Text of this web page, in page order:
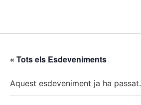
« Tots els Esdeveniments
Aquest esdeveniment ja ha passat.